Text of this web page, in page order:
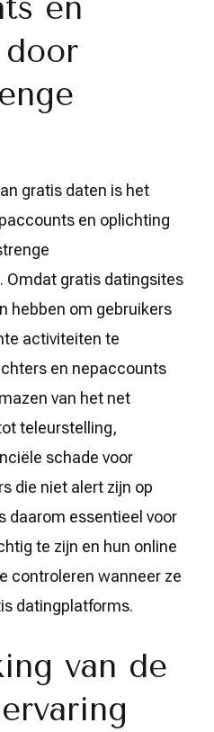
en
gratis daten is het
en oplichting
Omdat gratis datingsites
hebben om gebruikers
activiteiten te
en nepaccounts
van het net
teleurstelling,
schade voor
die niet alert zijn op
daarom essentieel voor
te zijn en hun online
controleren wanneer ze
datingplatforms.
van de